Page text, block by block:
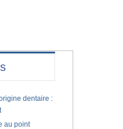
dentaire :
au point